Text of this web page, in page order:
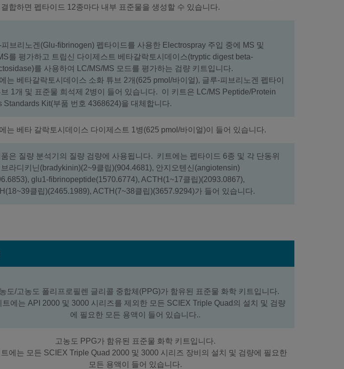
합하면 펩타이드 12종마다 내부 표준물을 생성할 수 있습니다.
피브리노겐(Glu-fibrinogen) 펩타이드를 사용한 Electrospray 주입 중에 MS 및
를 평가하고 트립신 다이제스트 베타갈락토시데이스(tryptic digest beta-
를 사용하여 LC/MS/MS 모드를 평가하는 검량 키트입니다.
는 베타갈락토시데이스 소화 튜브 2개(625 pmol/바이얼), 글루-피브리노겐 펩타이
브 1개 및 표준물 희석제 2병이 들어 있습니다. 이 키트은 LC/MS Peptide/Protein
Standards Kit(부품 번호 4368624)을 대체합니다.
는 베타 갈락토시데이스 다이제스트 1병(625 pmol/바이얼)이 들어 있습니다.
은 질량 분석기의 질량 검량에 사용됩니다. 키트에는 펩타이드 6종 및 각 단동위
브라디키닌(bradykinin)(2~9클립)(904.4681), 안지오텐신(angiotensin)
glu1-fibrinopeptide(1570.6774), ACTH(1~17클립)(2093.0867),
클립)(2465.1989), ACTH(7~38클립)(3657.9294)가 들어 있습니다.
도/고농도 폴리프로필렌 글리콜 중합체(PPG)가 함유된 표준물 화학 키트입니다.
트에는 API 2000 및 3000 시리즈를 제외한 모든 SCIEX Triple Quad의 설치 및 검량
에 필요한 모든 용액이 들어 있습니다..
고농도 PPG가 함유된 표준물 화학 키트입니다.
에는 모든 SCIEX Triple Quad 2000 및 3000 시리즈 장비의 설치 및 검량에 필요한
모든 용액이 들어 있습니다.